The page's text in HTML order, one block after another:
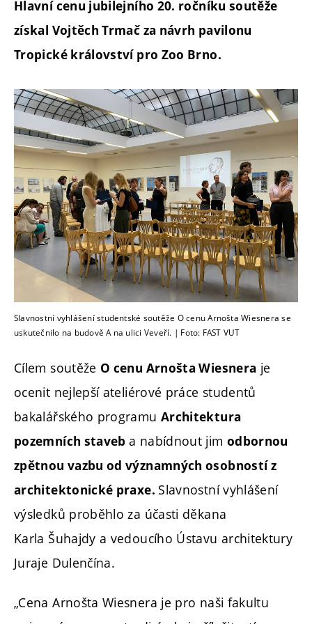
Hlavní cenu jubilejního 20. ročníku soutěže
získal Vojtěch Trmač za návrh pavilonu
Tropické království pro Zoo Brno.
Slavnostní vyhlášení studentské soutěže O cenu Arnošta Wiesnera se
uskutečnilo na budově A na ulici Veveří. | Foto: FAST VUT
Cílem soutěže O cenu Arnošta Wiesnera je
ocenit nejlepší ateliérové práce studentů
bakalářského programu Architektura
pozemních staveba nabídnout jim odbornou
zpětnou vazbu od významných osobností z
architektonické praxe. Slavnostní vyhlášení
výsledků proběhlo za účasti děkana
Karla Šuhajdy a vedoucího Ústavu architektury
Juraje Dulenčína.
„Cena Arnošta Wiesnera je pro naši fakultu